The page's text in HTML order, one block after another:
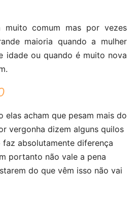
muito comum mas por vezes
maioria quando a mulher
idade ou quando é muito nova
elas acham que pesam mais do
vergonha dizem alguns quilos
faz absolutamente diferença
portanto não vale a pena
do que vêm isso não vai